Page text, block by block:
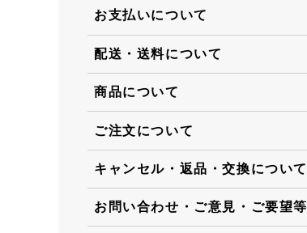
お支払いについて
配送・送料について
商品について
ご注文について
キャンセル・返品・交換について
お問い合わせ・ご意見・ご要望等